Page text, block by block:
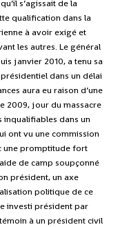
s’agissait de la
qualification dans la
à avoir exigé et
les autres. Le général
janvier 2010, a tenu sa
dans un délai
aura eu raison d’une
2009, jour du massacre
inqualifiables dans un
ont vu une commission
une promptitude fort
de camp soupçonné
président, un axe
politique de ce
investi président par
à un président civil